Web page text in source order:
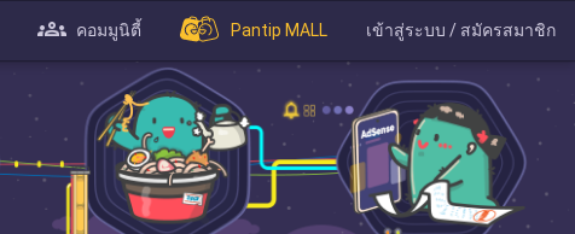
คอมมูนิตี้ Pantip MALL เข้าสู่ระบบ / สมัครสมาชิก